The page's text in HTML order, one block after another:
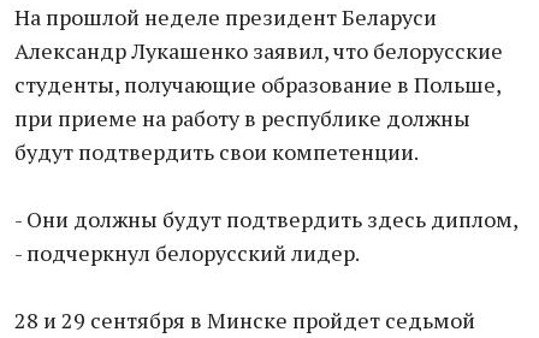
На прошлой неделе президент Беларуси
Александр Лукашенко заявил, что белорусские
студенты, получающие образование в Польше,
при приеме на работу в республике должны
будут подтвердить свои компетенции.
- Они должны будут подтвердить здесь диплом,
- подчеркнул белорусский лидер.
28 и 29 сентября в Минске пройдет седьмой